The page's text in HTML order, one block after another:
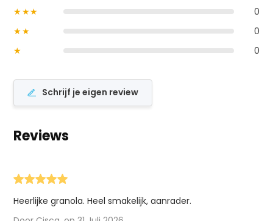
★★★
0
★★
0
★
0
Schrijf je eigen review
Reviews
Heerlijke granola. Heel smakelijk, aanrader.